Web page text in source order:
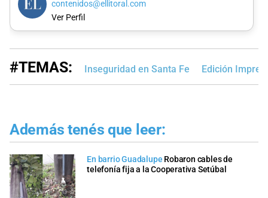
contenidos@ellitoral.com
Ver Perfil
#TEMAS: Inseguridad en Santa Fe Edición
Además tenés que leer:
En barrio Guadalupe Robaron cables de
telefonía fija a la Cooperativa Setúbal